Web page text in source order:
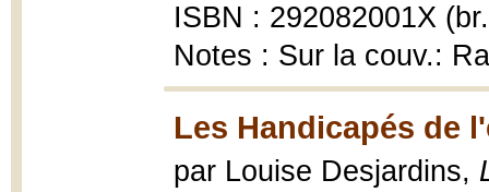
ISBN : 292082001X
Notes : Sur la couv.:
Les Handicapés de
par Louise Desjardins,